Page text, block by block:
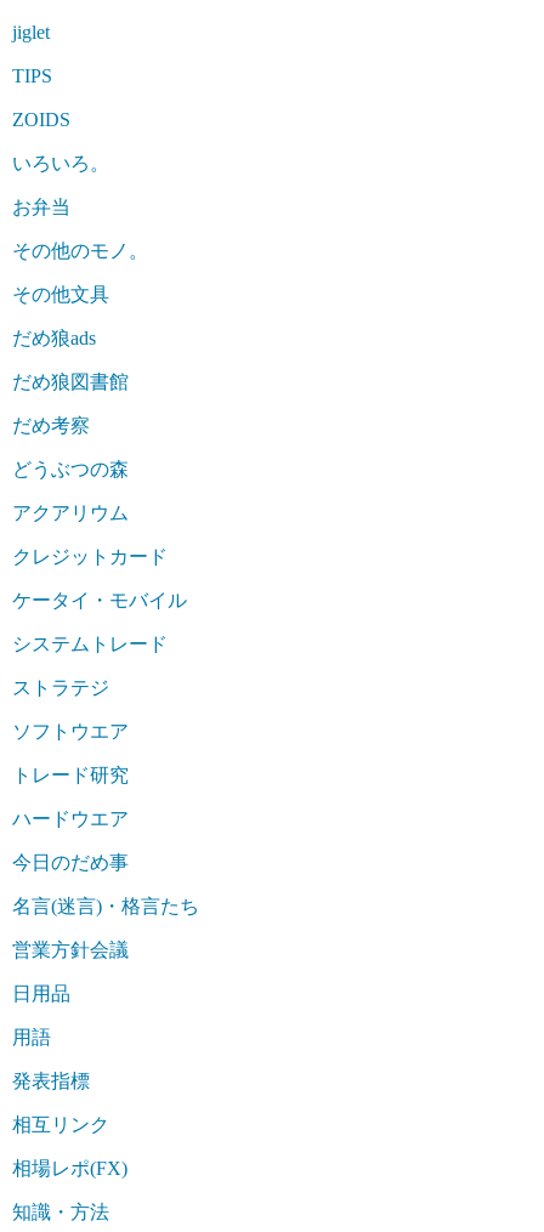
jiglet
TIPS
ZOIDS
いろいろ。
お弁当
その他のモノ。
その他文具
だめ狼ads
だめ狼図書館
だめ考察
どうぶつの森
アクアリウム
クレジットカード
ケータイ・モバイル
システムトレード
ストラテジ
ソフトウエア
トレード研究
ハードウエア
今日のだめ事
名言(迷言)・格言たち
営業方針会議
日用品
用語
発表指標
相互リンク
相場レポ(FX)
知識・方法